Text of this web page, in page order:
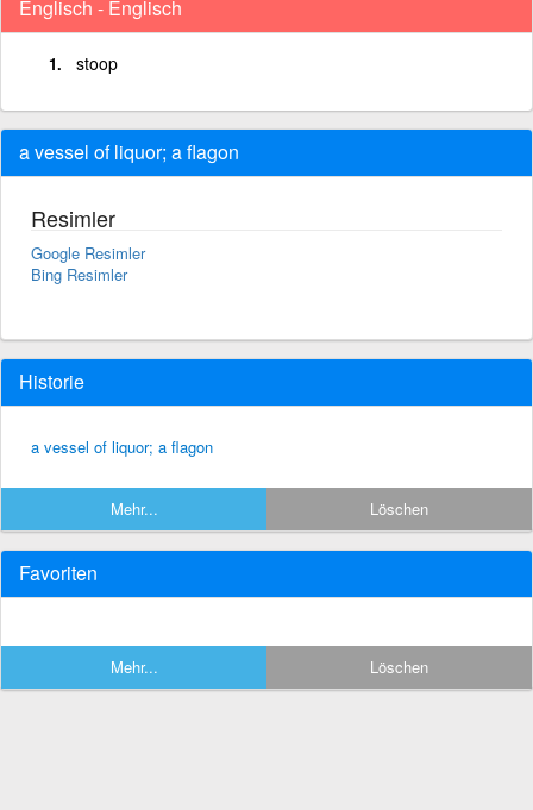
Englisch - Englisch
stoop
a vessel of liquor; a flagon
Resimler
Google Resimler
Bing Resimler
Historie
a vessel of liquor; a flagon
Mehr... Löschen
Favoriten
Mehr... Löschen